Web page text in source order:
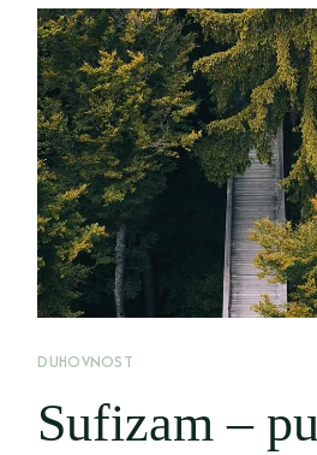
DUHOVNOST
Sufizam –